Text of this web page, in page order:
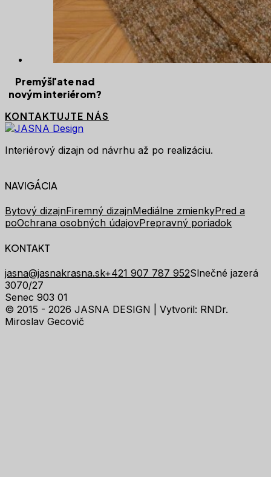
Premýšľate nad
novým interiérom?
KONTAKTUJTE NÁS
Interiérový dizajn od návrhu až po realizáciu.
NAVIGÁCIA
Bytový dizajnFiremný dizajnMediálne zmienkyPred a
poOchrana osobných údajovPrepravný poriadok
KONTAKT
jasna@jasnakrasna.sk+421 907 787 952Slnečné jazerá
3070/27
Senec 903 01
© 2015 - 2026 JASNA DESIGN | Vytvoril: RNDr.
Miroslav Gecovič